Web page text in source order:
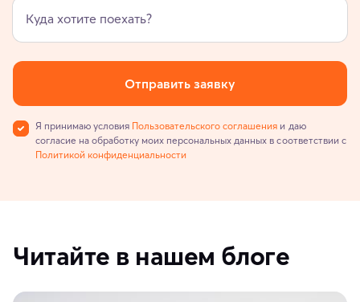
Куда хотите поехать?
Отправить заявку
Я принимаю условия Пользовательского соглашения и даю
согласие на обработку моих персональных данных в соответствии с
Политикой конфиденциальности
Читайте в нашем блоге